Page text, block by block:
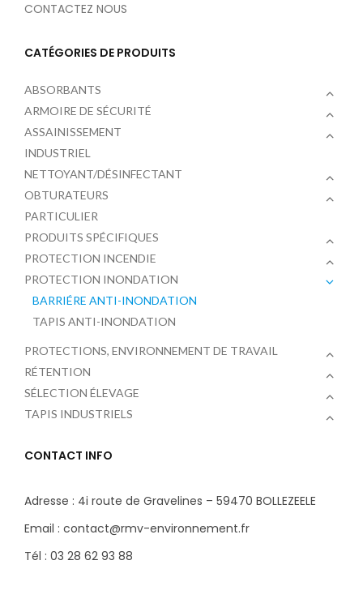
CONTACTEZ NOUS
CATÉGORIES DE PRODUITS
ABSORBANTS
ARMOIRE DE SÉCURITÉ
ASSAINISSEMENT
INDUSTRIEL
NETTOYANT/DÉSINFECTANT
OBTURATEURS
PARTICULIER
PRODUITS SPÉCIFIQUES
PROTECTION INCENDIE
PROTECTION INONDATION
BARRIÉRE ANTI-INONDATION
TAPIS ANTI-INONDATION
PROTECTIONS, ENVIRONNEMENT DE TRAVAIL
RÉTENTION
SÉLECTION ÉLEVAGE
TAPIS INDUSTRIELS
CONTACT INFO
Adresse : 4i route de Gravelines – 59470 BOLLEZEELE
Email : contact@rmv-environnement.fr
Tél : 03 28 62 93 88